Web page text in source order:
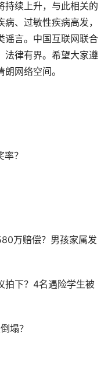
持续上升，与此相关的
、过敏性疾病高发，
谣言。中国互联网联合
法律有界。希望大家遵
网络空间。
？
万赔偿？男孩家属发
拍下？4名遇险学生被
塌？